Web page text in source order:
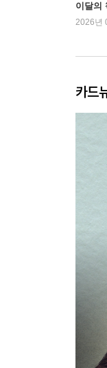
이달의
2026년
카드